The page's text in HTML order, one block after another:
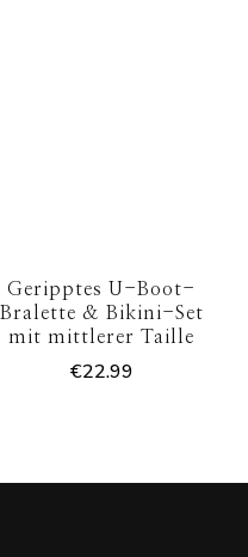
Geripptes U-Boot-
Bralette & Bikini-Set
mit mittlerer Taille
€22.99